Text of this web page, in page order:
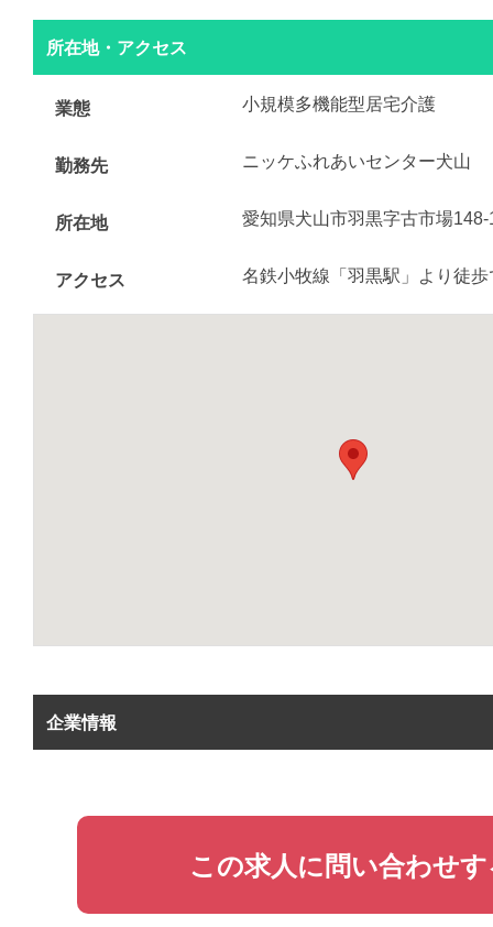
所在地・アクセス
業態 小規模多機能型居宅介護
勤務先 ニッケふれあいセンター犬山
所在地 愛知県犬山市羽黒字古市場148-
アクセス 名鉄小牧線「羽黒駅」より徒
企業情報
この求人に問い合わせ